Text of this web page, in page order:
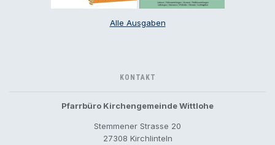
Alle Ausgaben
KONTAKT
Pfarrbüro Kirchengemeinde Wittlohe
Stemmener Strasse 20
27308 Kirchlinteln